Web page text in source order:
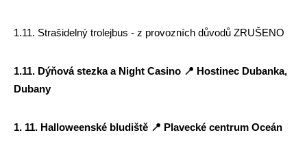
1.11. Strašidelný trolejbus - z provozních důvodů ZRUŠENO
1.11. Dýňová stezka a Night Casino 📍 Hostinec Dubanka,
Dubany
1. 11. Halloweenské bludiště 📍 Plavecké centrum Oceán